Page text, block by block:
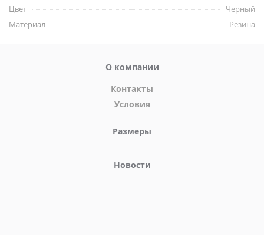
Цвет
Черный
Материал
Резина
О компании
Контакты
Условия
Размеры
Новости